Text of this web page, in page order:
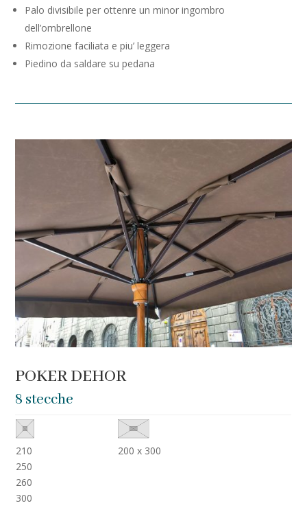
Palo divisibile per ottenre un minor ingombro
dell’ombrellone
Rimozione faciliata e piu’ leggera
Piedino da saldare su pedana
POKER DEHOR
8 stecche
210
250
260
300
200 x 300